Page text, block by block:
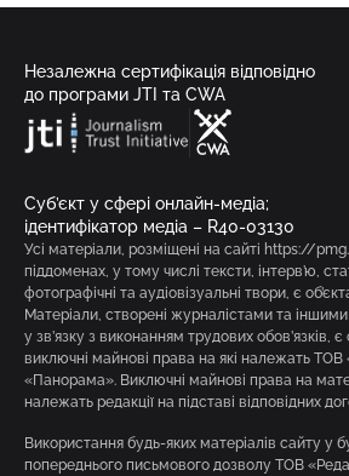
Незалежна сертифікація відповідно
до програми JTI та CWA
Суб’єкт у сфері онлайн-медіа;
ідентифікатор медіа – R40-03130
Усі матеріали, розміщені на сайті https://
піддоменах, у тому числі тексти, інтерв’ю,
фотографічні та аудіовізуальні твори, є
Матеріали, створені журналістами та іншими
у зв’язку з виконанням трудових
виключні майнові права на які належать ТОВ
«Панорама». Виключні майнові права на
належать редакції на підставі відповідних
Використання будь-яких матеріалів сайту у
попереднього письмового дозволу ТОВ